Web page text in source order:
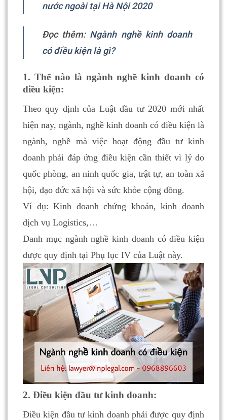
nước ngoài tại Hà Nội 2020
Đọc thêm: Ngành nghề kinh doanh
có điều kiện là gì?
1. Thế nào là ngành nghề kinh doanh có
điều kiện:
Theo quy định của Luật đầu tư 2020 mới nhất
hiện nay, ngành, nghề kinh doanh có điều kiện là
ngành, nghề mà việc hoạt động đầu tư kinh
doanh phải đáp ứng điều kiện cần thiết vì lý do
quốc phòng, an ninh quốc gia, trật tự, an toàn xã
hội, đạo đức xã hội và sức khỏe cộng đồng.
Ví dụ: Kinh doanh chứng khoán, kinh doanh
dịch vụ Logistics,…
Danh mục ngành nghề kinh doanh có điều kiện
được quy định tại Phụ lục IV của Luật này.
2. Điều kiện đầu tư kinh doanh:
Điều kiện đầu tư kinh doanh phải được quy định